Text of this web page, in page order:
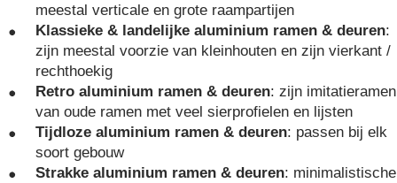
meestal verticale en grote raampartijen
Klassieke & landelijke aluminium ramen & deuren:
zijn meestal voorzie van kleinhouten en zijn vierkant /
rechthoekig
Retro aluminium ramen & deuren: zijn imitatieramen
van oude ramen met veel sierprofielen en lijsten
Tijdloze aluminium ramen & deuren: passen bij elk
soort gebouw
Strakke aluminium ramen & deuren: minimalistische